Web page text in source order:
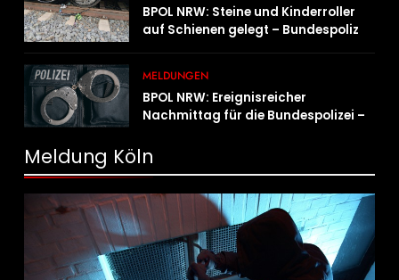
BPOL NRW: Steine und Kinderroller
auf Schienen gelegt – Bundespolizei
MELDUNGEN
BPOL NRW: Ereignisreicher
Nachmittag für die Bundespolizei –
zwei Haftbefehle vollstreckt
Meldung Köln